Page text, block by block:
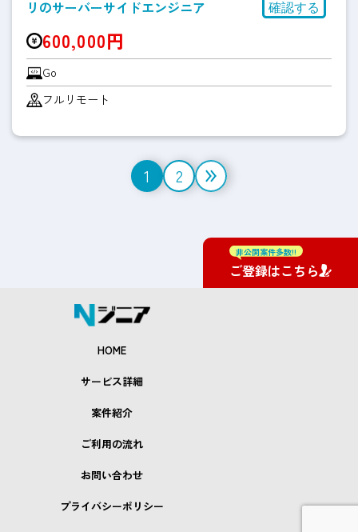
リのサーバーサイドエンジニア
600,000円
Go
フルリモート
1 2
HOME
サービス詳細
案件紹介
ご利用の流れ
お問い合わせ
プライバシーポリシー
非公開案件多数!!
ご登録はこちら